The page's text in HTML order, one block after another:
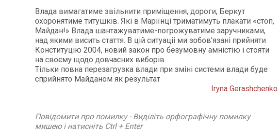
Влада вимагатиме звільнити приміщення, дороги, Беркут
охоронятиме титушків. Які в Маріїнці триматимуть плакати «стоп,
Майдан!» Влада шантажуватиме-погрожуватиме заручниками,
над якими висить стаття. В цій ситуаціі ми зобов'язані прийняти
Конституцію 2004, новий закон про безумовну амністію і стояти
на своєму щодо довчасних виборів.
Тільки повна перезагрузка влади при зміні системи влади буде
сприйнято Майданом як результат
Iryna Gerashchenko
Повідомити про помилку - Виділіть орфографічну помилку
мишею і натисніть Ctrl + Enter